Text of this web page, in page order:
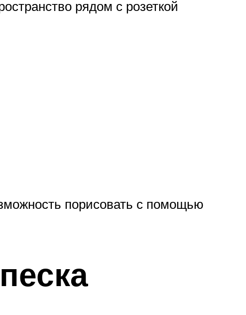
рядом с розеткой
порисовать с помощью